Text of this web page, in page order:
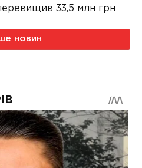
33,5 млн грн
новин